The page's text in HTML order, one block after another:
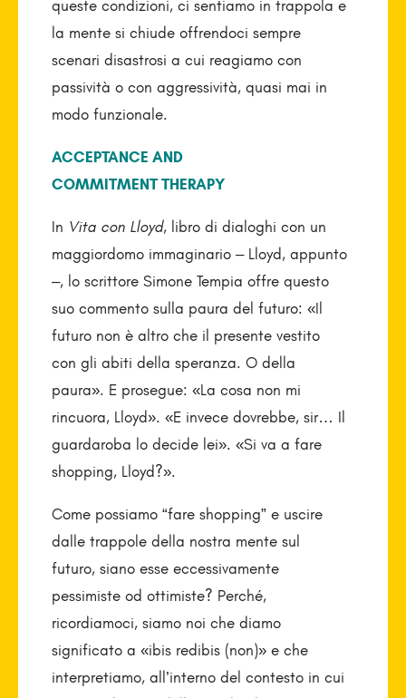
queste condizioni, ci sentiamo in trappola e
la mente si chiude offrendoci sempre
scenari disastrosi a cui reagiamo con
passività o con aggressività, quasi mai in
modo funzionale.
ACCEPTANCE AND
COMMITMENT THERAPY
In Vita con Lloyd,libro di dialoghi con un
maggiordomo immaginario – Lloyd, appunto
–, lo scrittore Simone Tempia offre questo
suo commento sulla paura del futuro: «Il
futuro non è altro che il presente vestito
con gli abiti della speranza. O della
paura». E prosegue: «La cosa non mi
rincuora, Lloyd». «E invece dovrebbe, sir… Il
guardaroba lo decide lei». «Si va a fare
shopping, Lloyd?».
Come possiamo “fare shopping” e uscire
dalle trappole della nostra mente sul
futuro, siano esse eccessivamente
pessimiste od ottimiste? Perché,
ricordiamoci, siamo noi che diamo
significato a «ibis redibis (non)» e che
interpretiamo, all’interno del contesto in cui